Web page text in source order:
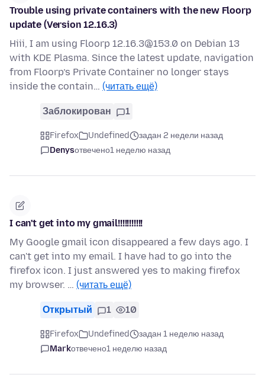
Trouble using private containers with the new Floorp
update (Version 12.16.3)
Hiii, I am using Floorp 12.16.3@153.0 on Debian 13
with KDE Plasma. Since the latest update, navigation
from Floorp’s Private Container no longer stays
inside the contain… (читать ещё)
Заблокирован 1
Firefox Undefined
задан 2 недели назад
Denysотвечено1 неделю назад
I can't get into my gmail!!!!!!!!!!!
My Google gmail icon disappeared a few days ago. I
can't get into my email. I have had to go into the
firefox icon. I just answered yes to making firefox
my browser. … (читать ещё)
Открытый 1 10
Firefox Undefined
задан 1 неделю назад
Markотвечено1 неделю назад